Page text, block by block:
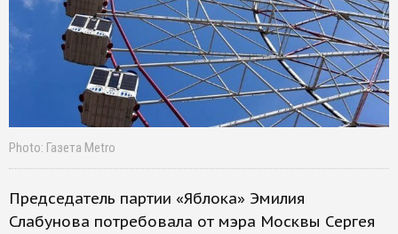
Photo: Газета Metro
Председатель партии «Яблока» Эмилия
Слабунова потребовала от мэра Москвы Сергея